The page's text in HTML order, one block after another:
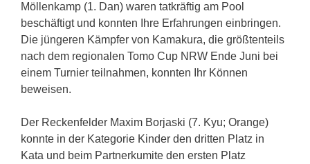
Möllenkamp (1. Dan) waren tatkräftig am Pool
beschäftigt und konnten Ihre Erfahrungen einbringen.
Die jüngeren Kämpfer von Kamakura, die größtenteils
nach dem regionalen Tomo Cup NRW Ende Juni bei
einem Turnier teilnahmen, konnten Ihr Können
beweisen.
Der Reckenfelder Maxim Borjaski (7. Kyu; Orange)
konnte in der Kategorie Kinder den dritten Platz in
Kata und beim Partnerkumite den ersten Platz